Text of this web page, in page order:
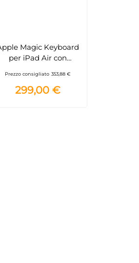
Magic Keyboard
per iPad Air con
funzione, elegante e
portatile
Prezzo consigliato 353,88 €
299,00 €